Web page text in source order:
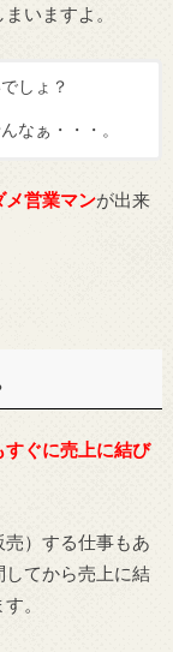
いますよ。
しょ？
なぁ・・・。
メ営業マンが出来
すぐに売上に結び
）する仕事もあ
してから売上に結
。